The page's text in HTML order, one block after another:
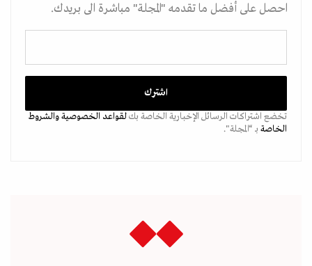
احصل على أفضل ما تقدمه "المجلة" مباشرة الى بريدك.
تخضع اشتراكات الرسائل الإخبارية الخاصة بكلقواعد الخصوصيةوالشروط
الخاصة بـ “المجلة".